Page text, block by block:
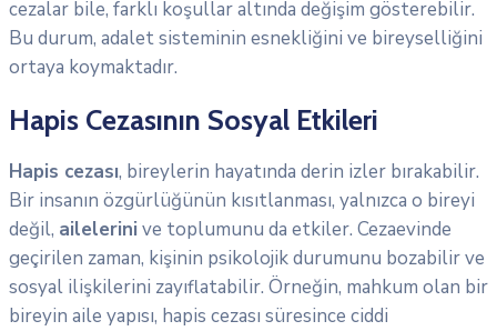
cezalar bile, farklı koşullar altında değişim gösterebilir.
Bu durum, adalet sisteminin esnekliğini ve bireyselliğini
ortaya koymaktadır.
Hapis Cezasının Sosyal Etkileri
Hapis cezası, bireylerin hayatında derin izler bırakabilir.
Bir insanın özgürlüğünün kısıtlanması, yalnızca o bireyi
değil, ailelerini ve toplumunu da etkiler. Cezaevinde
geçirilen zaman, kişinin psikolojik durumunu bozabilir ve
sosyal ilişkilerini zayıflatabilir. Örneğin, mahkum olan bir
bireyin aile yapısı, hapis cezası süresince ciddi